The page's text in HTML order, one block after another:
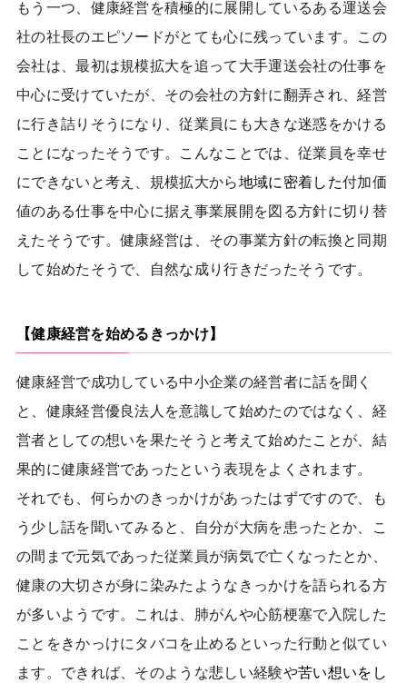
もう一つ、健康経営を積極的に展開しているある運送会
社の社長のエピソードがとても心に残っています。この
会社は、最初は規模拡大を追って大手運送会社の仕事を
中心に受けていたが、その会社の方針に翻弄され、経営
に行き詰りそうになり、従業員にも大きな迷惑をかける
ことになったそうです。こんなことでは、従業員を幸せ
にできないと考え、規模拡大から地域に密着した付加価
値のある仕事を中心に据え事業展開を図る方針に切り替
えたそうです。健康経営は、その事業方針の転換と同期
して始めたそうで、自然な成り行きだったそうです。
【健康経営を始めるきっかけ】
健康経営で成功している中小企業の経営者に話を聞く
と、健康経営優良法人を意識して始めたのではなく、経
営者としての想いを果たそうと考えて始めたことが、結
果的に健康経営であったという表現をよくされます。
それでも、何らかのきっかけがあったはずですので、も
う少し話を聞いてみると、自分が大病を患ったとか、こ
の間まで元気であった従業員が病気で亡くなったとか、
健康の大切さが身に染みたようなきっかけを語られる方
が多いようです。これは、肺がんや心筋梗塞で入院した
ことをきかっけにタバコを止めるといった行動と似てい
ます。できれば、そのような悲 しい経験や苦い想いをし